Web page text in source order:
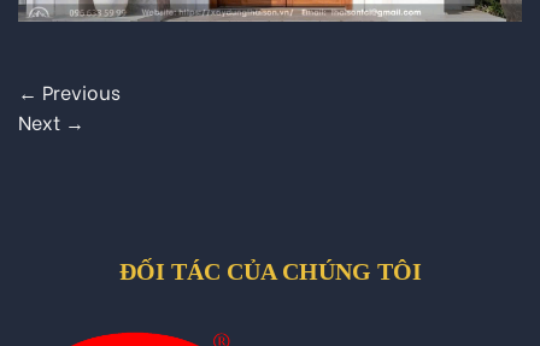
← Previous
Next →
ĐỐI TÁC CỦA CHÚNG TÔI